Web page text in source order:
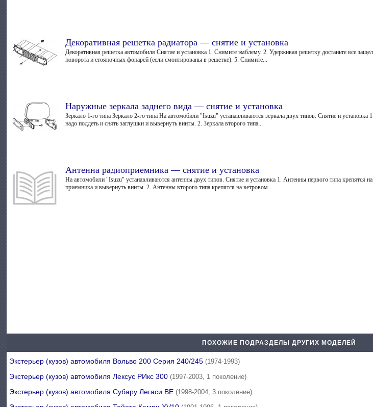
Декоративная решетка радиатора — снятие и установка
Декоративная решетка автомобиля Снятие и установка 1. Снимите эмблему. 2. Удерживая решетку достаньте все
поворота и стояночных фонарей (если смонтированы в решетке). 5. Снимите...
Наружные зеркала заднего вида — снятие и установка
Зеркало 1-го типа Зеркало 2-го типа На автомобили "Isuzu" устанавливаются зеркала двух типов. Снятие и установка
надо поддеть и снять заглушки и вывернуть винты. 2. Зеркала второго типа...
Антенна радиоприемника — снятие и установка
На автомобили "Isuzu" устанавливаются антенны двух типов. Снятие и установка 1. Антенны первого типа крепятся
приемника и вывернуть винты. 2. Антенны второго типа крепятся на ветровом...
ПОХОЖИЕ ПОДРАЗДЕЛЫ ДРУГИХ МОДЕЛЕЙ
Экстерьер (кузов) автомобиля Вольво 200 Серия 240/245(1974-1993)
Экстерьер (кузов) автомобиля Лексус РИкс 300(1997-2003, 1 поколение)
Экстерьер (кузов) автомобиля Субару Легаси BE(1998-2004, 3 поколение)